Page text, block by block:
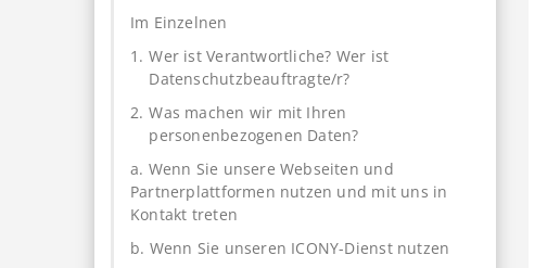
Im Einzelnen
1. Wer ist Verantwortliche? Wer ist
Datenschutzbeauftragte/r?
2. Was machen wir mit Ihren
personenbezogenen Daten?
a. Wenn Sie unsere Webseiten und
Partnerplattformen nutzen und mit uns in
Kontakt treten
b. Wenn Sie unseren ICONY-Dienst nutzen